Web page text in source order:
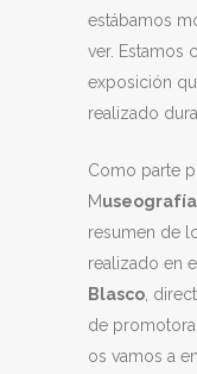
estábamos
ver. Estamos
exposición
realizado
Como parte
Museografía
resumen de
realizado en
Blasco ,
de
os vamos a